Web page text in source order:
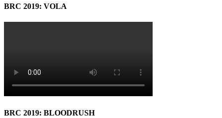
BRC 2019: VOLA
BRC 2019: BLOODRUSH